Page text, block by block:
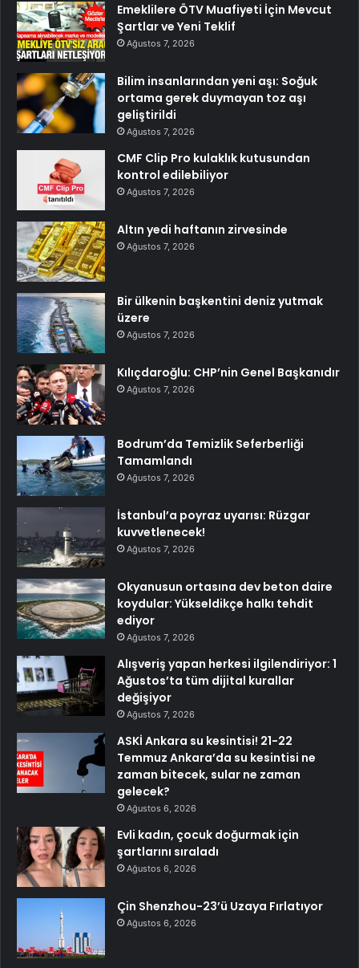
Emeklilere ÖTV Muafiyeti İçin Mevcut
Şartlar ve Yeni Teklif
Ağustos 7, 2026
Bilim insanlarından yeni aşı: Soğuk
ortama gerek duymayan toz aşı
geliştirildi
Ağustos 7, 2026
CMF Clip Pro kulaklık kutusundan
kontrol edilebiliyor
Ağustos 7, 2026
Altın yedi haftanın zirvesinde
Ağustos 7, 2026
Bir ülkenin başkentini deniz yutmak
üzere
Ağustos 7, 2026
Kılıçdaroğlu: CHP’nin Genel Başkanıdır
Ağustos 7, 2026
Bodrum’da Temizlik Seferberliği
Tamamlandı
Ağustos 7, 2026
İstanbul’a poyraz uyarısı: Rüzgar
kuvvetlenecek!
Ağustos 7, 2026
Okyanusun ortasına dev beton daire
koydular: Yükseldikçe halkı tehdit
ediyor
Ağustos 7, 2026
Alışveriş yapan herkesi ilgilendiriyor: 1
Ağustos’ta tüm dijital kurallar
değişiyor
Ağustos 7, 2026
ASKİ Ankara su kesintisi! 21-22
Temmuz Ankara’da su kesintisi ne
zaman bitecek, sular ne zaman
gelecek?
Ağustos 6, 2026
Evli kadın, çocuk doğurmak için
şartlarını sıraladı
Ağustos 6, 2026
Çin Shenzhou-23’ü Uzaya Fırlatıyor
Ağustos 6, 2026